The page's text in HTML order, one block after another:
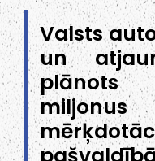
Valsts
un
plānots
miljonus